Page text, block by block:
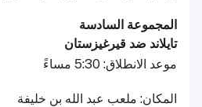
المجموعة السادسة
تايلاند ضد قيرغيزستان
موعد الانطلاق: 5:30 مساءً
المكان: ملعب عبد الله بن خليفة